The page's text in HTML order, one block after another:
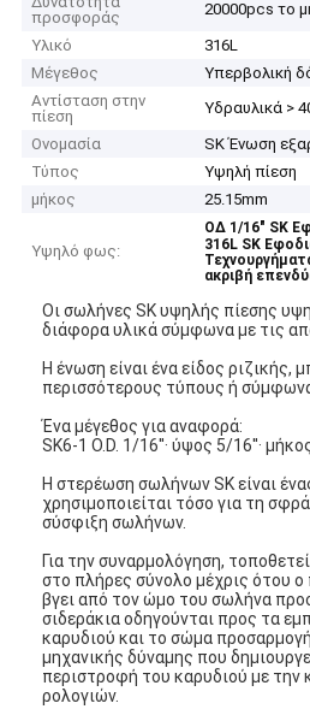
προσφοράς
20000pcs το
Υλικό
316L
Μέγεθος
Υπερβολική
Αντίσταση στην
πίεση
Υδραυλικά >
Ονομασία
SK Ένωση
Τύπος
Υψηλή πίεση
μήκος
25.15mm
Υψηλό φως:
ΟΔ 1/16" SK
316L SK
ακριβή
Οι σωλήνες SK υψηλής πίεσης
διάφορα υλικά σύμφωνα με τις
Η ένωση είναι ένα είδος ριζικής,
περισσότερους τύπους ή
Ένα μέγεθος για αναφορά:
SK6-1 O.D. 1/16′′· ύψος 5/16′′·
Η στερέωση σωλήνων SK είναι
χρησιμοποιείται τόσο για τη
σύσφιξη σωλήνων.
Για την συναρμολόγηση,
στο πλήρες σύνολο μέχρις ότου
βγει από τον ώμο του σωλήνα
σιδεράκια οδηγούνται προς τα
καρυδιού και το σώμα
μηχανικής δύναμης που
περιστροφή του καρυδιού με την
ρολογιών.